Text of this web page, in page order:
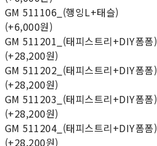
GM 511106_(행잉L+태슬)
(+6,000원)
GM 511201_(태피스트리+DIY폼폼)
(+28,200원)
GM 511202_(태피스트리+DIY폼폼)
(+28,200원)
GM 511203_(태피스트리+DIY폼폼)
(+28,200원)
GM 511204_(태피스트리+DIY폼폼)
(+28,200원)